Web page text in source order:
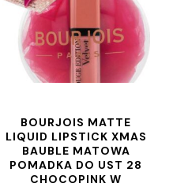
BOURJOIS MATTE
LIQUID LIPSTICK XMAS
BAUBLE MATOWA
POMADKA DO UST 28
CHOCOPINK W